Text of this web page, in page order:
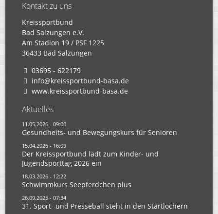
Kontakt zu uns
Kreissportbund
Bad Salzungen e.V.
Am Stadion 19 / PSF 1225
36433 Bad Salzungen
03695 - 622179
info@kreissportbund-basa.de
www.kreissportbund-basa.de
Aktuelles
11.05.2026 - 09:00
Gesundheits- und Bewegungskurs für Senioren
15.04.2026 - 16:09
Der Kreissportbund lädt zum Kinder- und
Jugendsporttag 2026 ein
18.03.2026 - 12:22
Schwimmkurs Seepferdchen plus
26.09.2025 - 07:34
31. Sport- und Presseball steht in den Startlöchern